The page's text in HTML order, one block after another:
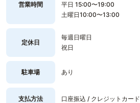
営業時間
平日 15:00〜19:00
土曜日10:00〜13:00
定休日
毎週日曜日
祝日
駐車場 あり
支払方法 口座振込 / クレジットカード